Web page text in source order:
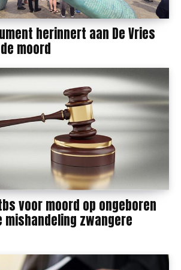
herinnert aan De Vries
moord
voor moord op ongeboren
mishandeling zwangere